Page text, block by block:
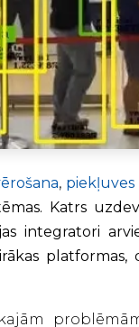
,
Katrs
integratori
platformas,